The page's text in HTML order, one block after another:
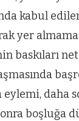
kabul
yer
baskıları
eylemi,
boşluğa